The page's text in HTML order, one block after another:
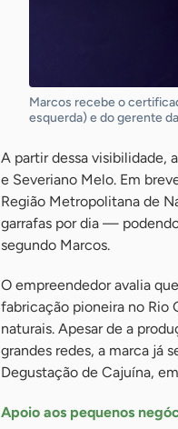
Marcos recebe o
esquerda) e do gerente
A partir dessa visibilidade,
e Severiano Melo. Em
Região Metropolitana de
garrafas por dia —
segundo Marcos.
O empreendedor avalia
fabricação pioneira no Rio
naturais. Apesar de a
grandes redes, a marca já
Degustação de Cajuína,
Apoio aos pequenos